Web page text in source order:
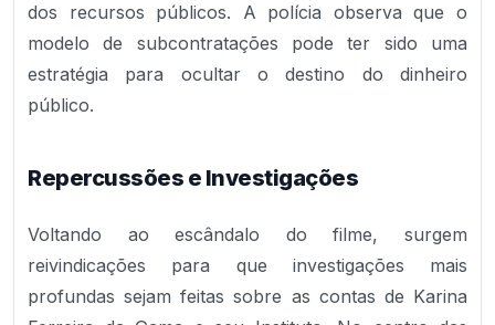
dos recursos públicos. A polícia observa que o
modelo de subcontratações pode ter sido uma
estratégia para ocultar o destino do dinheiro
público.
Repercussões e Investigações
Voltando ao escândalo do filme, surgem
reivindicações para que investigações mais
profundas sejam feitas sobre as contas de Karina